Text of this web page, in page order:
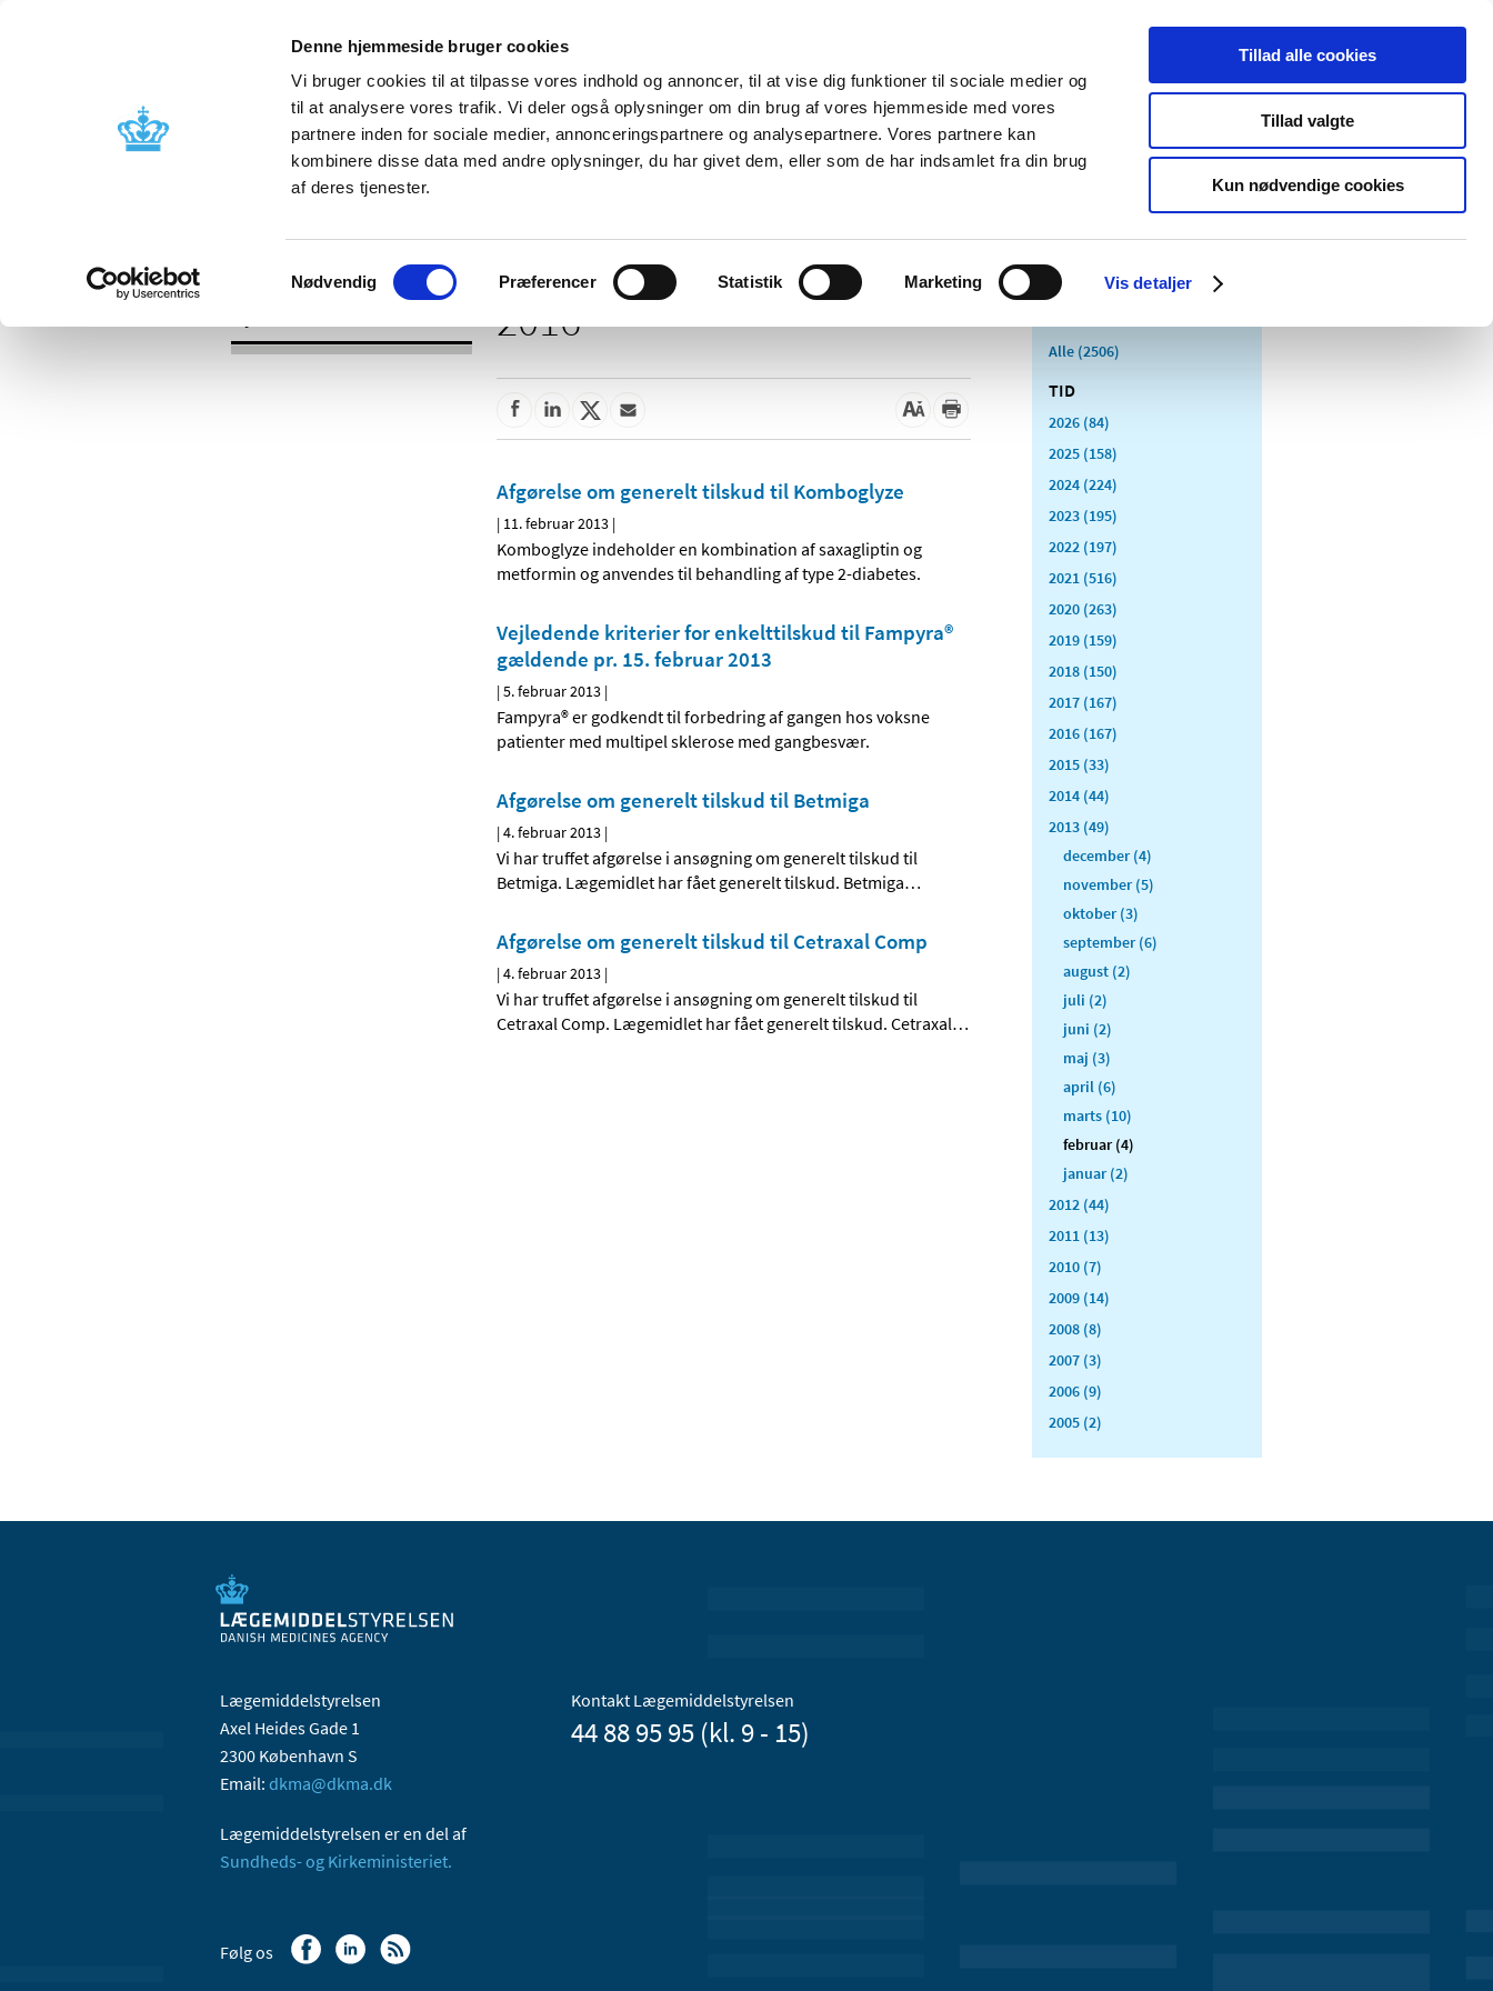
Denne hjemmeside bruger cookies
Vi bruger cookies til at tilpasse vores indhold og annoncer, til at vise dig funktioner til sociale medier og
til at analysere vores trafik. Vi deler også oplysninger om din brug af vores hjemmeside med vores
partnere inden for sociale medier, annonceringspartnere og analysepartnere. Vores partnere kan
kombinere disse data med andre oplysninger, du har givet dem, eller som de har indsamlet fra din brug
af deres tjenester.
Samtykkevalg
Nødvendig Præferencer Statistik Marketing Vis detaljer
Tillad alle cookies
Tillad valgte
Kun nødvendige cookies
Nyheder Om os Kontakt Udgivelser
Godkendelse og
Bivirkninger og
produktinformation
Tilskud og
Apoteker og salg af
Medicinsk
Særlige
produktområder
2016
Afgørelse om generelt tilskud til Komboglyze
| 11. februar 2013 |
Komboglyze indeholder en kombination af saxagliptin og
metformin og anvendes til behandling af type 2-diabetes.
Vejledende kriterier for enkelttilskud til Fampyra®
gældende pr. 15. februar 2013
|5. februar 2013 |
Fampyra® er godkendt til forbedring af gangen hos voksne
patienter med multipel sklerose med gangbesvær.
Afgørelse om generelt tilskud til Betmiga
|4. februar 2013 |
Vi har truffet afgørelse i ansøgning om generelt tilskud til
Betmiga. Lægemidlet har fået generelt tilskud. Betmiga…
Afgørelse om generelt tilskud til Cetraxal Comp
|4. februar 2013 |
Vi har truffet afgørelse i ansøgning om generelt tilskud til
Cetraxal Comp. Lægemidlet har fået generelt tilskud. Cetraxal…
Alle (2506)
TID
2026 (84)
2025 (158)
2024 (224)
2023 (195)
2022 (197)
2021 (516)
2020 (263)
2019 (159)
2018 (150)
2017 (167)
2016 (167)
2015 (33)
2014 (44)
2013 (49)
december (4)
november (5)
oktober (3)
september (6)
august (2)
juli (2)
juni (2)
maj (3)
april (6)
marts (10)
februar (4)
januar (2)
2012 (44)
2011 (13)
2010 (7)
2009 (14)
2008 (8)
2007 (3)
2006 (9)
2005 (2)
Lægemiddelstyrelsen
Axel Heides Gade 1
2300 København S
Email: dkma@dkma.dk
Lægemiddelstyrelsen er en del af
Sundheds- og Kirkeministeriet.
Kontakt Lægemiddelstyrelsen
44 88 95 95 (kl. 9 - 15)
Følg os